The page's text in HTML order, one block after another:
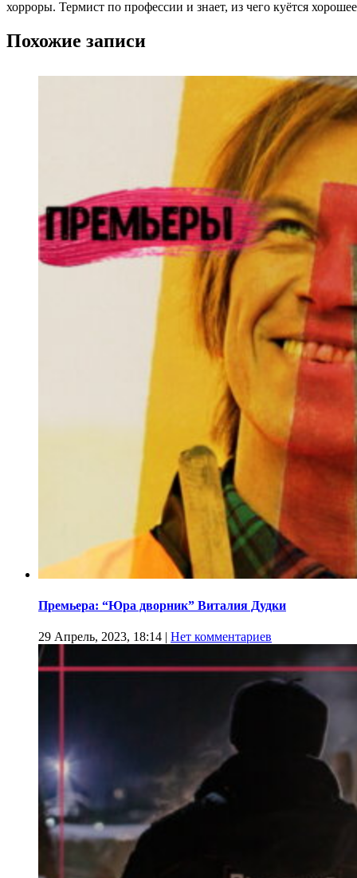
хорроры. Термист по профессии и знает, из чего куётся
Похожие записи
Премьера: “Юра дворник” Виталия Дудки
29 Апрель, 2023, 18:14 | Нет комментариев